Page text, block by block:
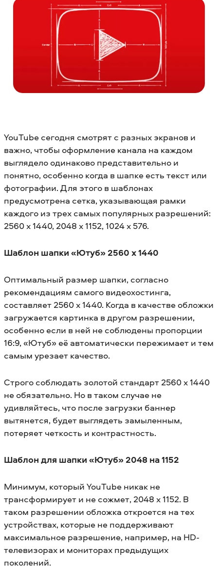
YouTube сегодня смотрят с разных экранов и
важно, чтобы оформление канала на каждом
выглядело одинаково представительно и
понятно, особенно когда в шапке есть текст или
фотографии. Для этого в шаблонах
предусмотрена сетка, указывающая рамки
каждого из трех самых популярных разрешений:
2560 x 1440, 2048 x 1152, 1024 x 576.
Шаблон шапки «Ютуб» 2560 х 1440
Оптимальный размер шапки, согласно
рекомендациям самого видеохостинга,
составляет 2560 x 1440. Когда в качестве обложки
загружается картинка в другом разрешении,
особенно если в ней не соблюдены пропорции
16:9, «Ютуб» её автоматически пережимает и тем
самым урезает качество.
Строго соблюдать золотой стандарт 2560 x 1440
не обязательно. Но в таком случае не
удивляйтесь, что после загрузки баннер
вытянется, будет выглядеть замыленным,
потеряет четкость и контрастность.
Шаблон для шапки «Ютуб» 2048 на 1152
Минимум, который YouTube никак не
трансформирует и не сожмет, 2048 x 1152. В
таком разрешении обложка откроется на тех
устройствах, которые не поддерживают
максимальное разрешение, например, на HD-
телевизорах и мониторах предыдущих
поколений.